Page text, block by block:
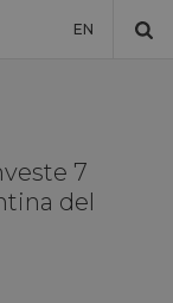
EN
7
del